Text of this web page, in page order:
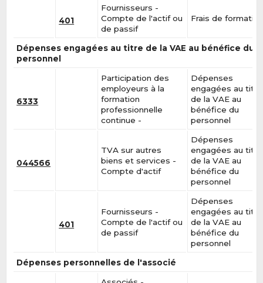
401
Fournisseurs -
Compte de l'actif ou
de passif
Frais de
Dépenses engagées au titre de la VAE au bénéfice du
personnel
6333
Participation des
employeurs à la
formation
professionnelle
continue -
Dépenses
engagées au titre
de la VAE au
bénéfice du
personnel
044566
TVA sur autres
biens et services -
Compte d'actif
Dépenses
engagées au titre
de la VAE au
bénéfice du
personnel
401
Fournisseurs -
Compte de l'actif ou
de passif
Dépenses
engagées au titre
de la VAE au
bénéfice du
personnel
Dépenses personnelles de l'associé